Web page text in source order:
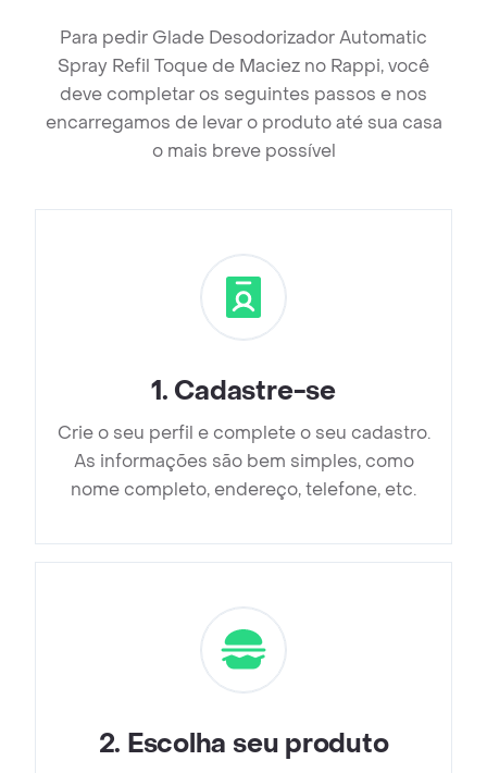
Para pedir Glade Desodorizador Automatic
Spray Refil Toque de Maciez no Rappi, você
deve completar os seguintes passos e nos
encarregamos de levar o produto até sua casa
o mais breve possível
1. Cadastre-se
Crie o seu perfil e complete o seu cadastro.
As informações são bem simples, como
nome completo, endereço, telefone, etc.
2. Escolha seu produto